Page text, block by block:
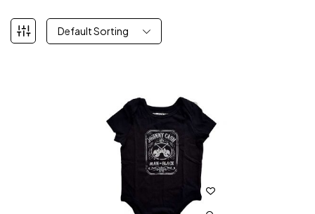
Default Sorting